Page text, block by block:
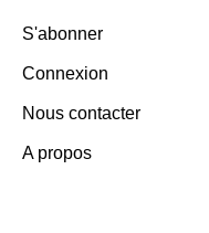
S'abonner
Connexion
Nous contacter
A propos